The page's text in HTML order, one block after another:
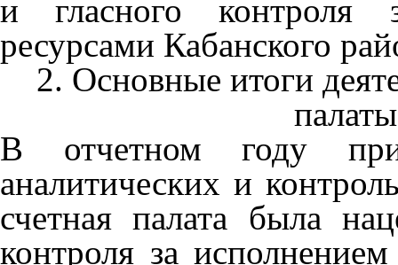
и гласного контроля
ресурсами Кабанского
2. Основные итоги
В отчетном году при
аналитических и
счетная палата была
контроля за